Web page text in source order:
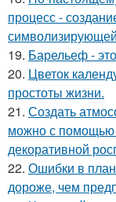
процесс -
19. Барельеф -
20. Цветок
простоты жизни.
21. Создать
можно с помощью
декоративной
22. Ошибки в
дороже, чем